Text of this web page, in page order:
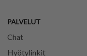
PALVELUT
Chat
Hyötylinkit